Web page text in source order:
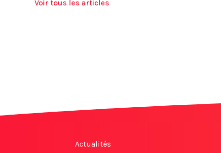
Voir tous les articles
Actualités